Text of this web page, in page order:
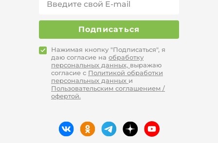
Подписаться
Нажимая кнопку "Подписаться", я
даю согласие на обработку
персональных данных, выражаю
согласие с Политикой обработки
персональных данных и
Пользовательским соглашением /
офертой.